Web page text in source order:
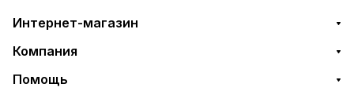
Интернет-магазин
Компания
Помощь